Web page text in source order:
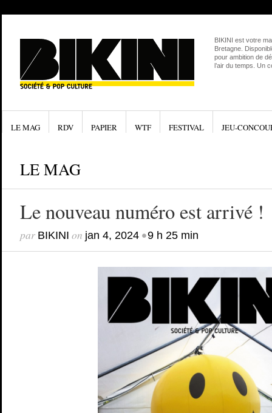
BIKINI est votre
Bretagne.
pour ambition de
l’air du temps. Un
LE MAG RDV PAPIER WTF FESTIVAL JEU-
LE MAG
Le nouveau numéro est arrivé !
par BIKINI on jan 4, 2024•9 h 25 min